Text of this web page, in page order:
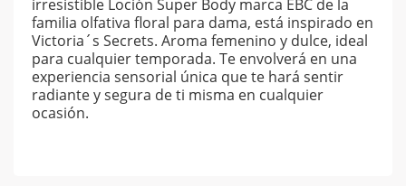
irresistible Loción Super Body marca EBC de la
familia olfativa floral para dama, está inspirado en
Victoria´s Secrets. Aroma femenino y dulce, ideal
para cualquier temporada. Te envolverá en una
experiencia sensorial única que te hará sentir
radiante y segura de ti misma en cualquier
ocasión.